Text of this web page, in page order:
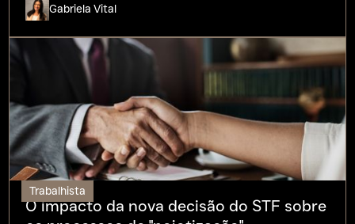
Gabriela Vital
Trabalhista
O impacto da nova decisão do STF sobre